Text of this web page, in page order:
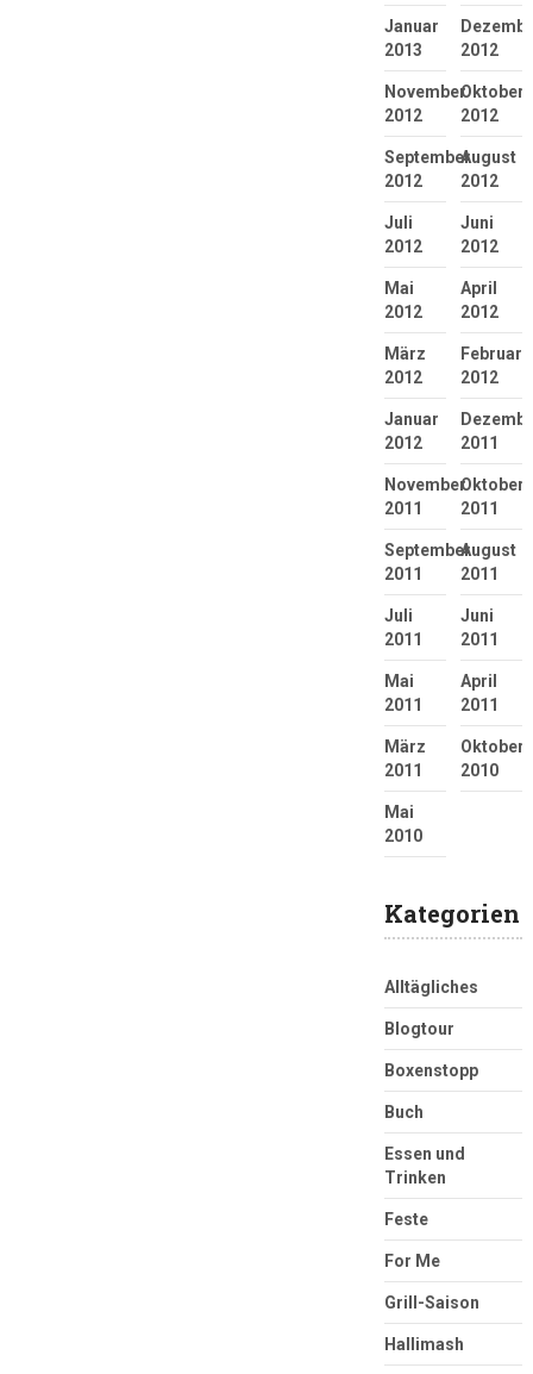
Januar
2013
2012
November
2012
Oktober
2012
September
2012
August
2012
Juli
2012
Juni
2012
Mai
2012
April
2012
März
2012
Februar
2012
Januar
2012
2011
November
2011
Oktober
2011
September
2011
August
2011
Juli
2011
Juni
2011
Mai
2011
April
2011
März
2011
Oktober
2010
Mai
2010
Kategorien
Alltägliches
Blogtour
Boxenstopp
Buch
Essen und
Trinken
Feste
For Me
Grill-Saison
Hallimash